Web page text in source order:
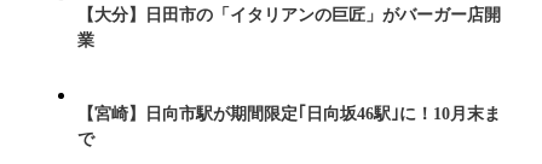
【大分】日田市の「イタリアンの巨匠」がバーガー店開
業
【宮崎】日向市駅が期間限定｢日向坂46駅｣に！10月末ま
で